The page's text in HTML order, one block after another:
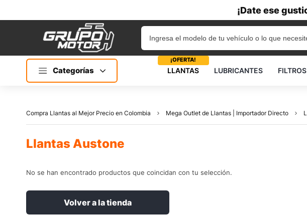
¡Date ese
Categorías LLANTAS
¡OFERTA!
LUBRICANTES FILTROS
Compra Llantas al Mejor Precio en Colombia Mega Outlet de Llantas | Importador Directo
Llantas Austone
No se han encontrado productos que coincidan con tu selección.
Volver a la tienda